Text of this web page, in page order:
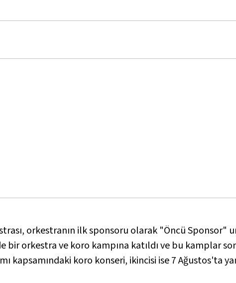
orkestranın ilk sponsoru olarak "Öncü Sponsor"
bir orkestra ve koro kampına katıldı ve bu kamplar
kapsamındaki koro konseri, ikincisi ise 7 Ağustos'ta